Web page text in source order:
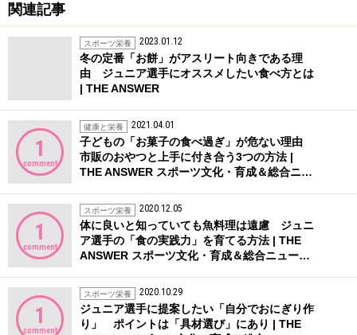
関連記事
スポーツ栄養 2023.01.12
冬の定番「お餅」がアスリート向きである理
由 ジュニア選手にオススメしたい食べ方とは
| THE ANSWER
1
comment
健康と栄養 2021.04.01
子どもの「お菓子の食べ過ぎ」が危ない理由
市販のおやつと上手に付き合う3つの方法 |
THE ANSWER スポーツ文化・育成＆総合ニ…
1
comment
スポーツ栄養 2020.12.05
体に良いと知っていても魚料理は遠慮 ジュニ
ア選手の「食の実践力」を育てる方法 | THE
ANSWER スポーツ文化・育成＆総合ニュー…
1
comment
スポーツ栄養 2020.10.29
ジュニア選手に提案したい「自分でおにぎり作
り」 ポイントは「具材選び」にあり | THE